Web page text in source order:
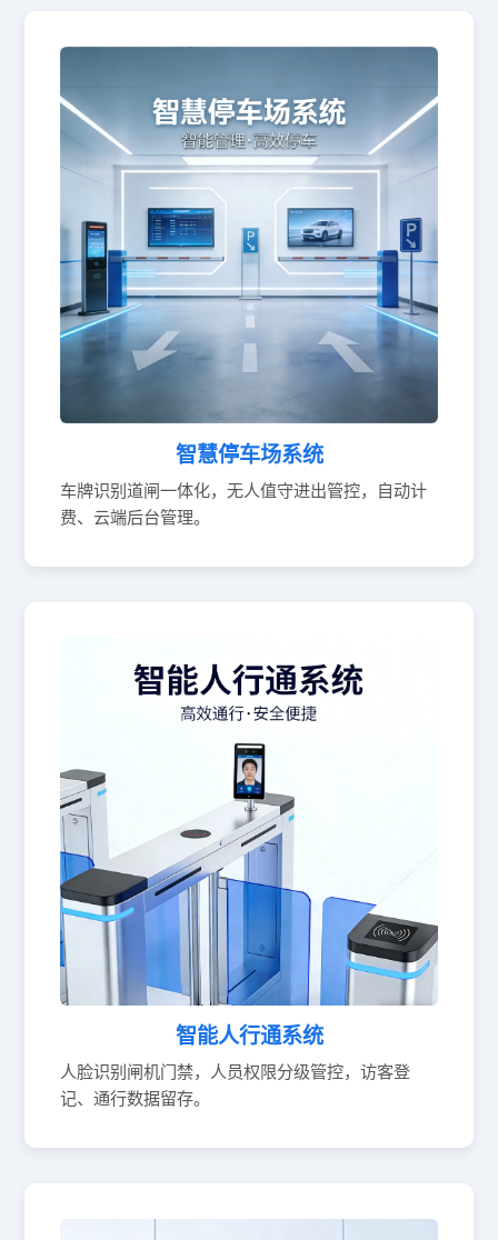
智慧停车场系统
车牌识别道闸一体化，无人值守进出管控，自动计
费、云端后台管理。
智能人行通系统
人脸识别闸机门禁，人员权限分级管控，访客登
记、通行数据留存。